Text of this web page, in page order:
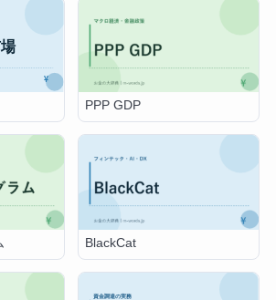
PPP GDP
BlackCat